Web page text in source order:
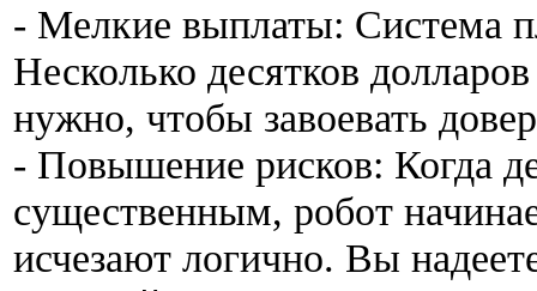
- Мелкие выплаты: Система
Несколько десятков
нужно, чтобы завоевать
- Повышение рисков: Когда
существенным, робот
исчезают логично. Вы